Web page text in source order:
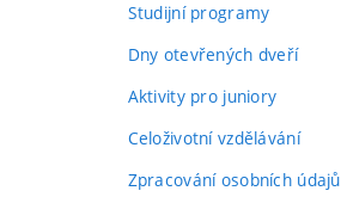
Studijní programy
Dny otevřených dveří
Aktivity pro juniory
Celoživotní vzdělávání
Zpracování osobních údajů